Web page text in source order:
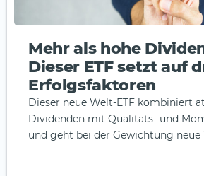
Mehr als hohe
Dieser ETF setzt auf
Erfolgsfaktoren
Dieser neue Welt-ETF kombiniert
Dividenden mit Qualitäts- und
und geht bei der Gewichtung neue